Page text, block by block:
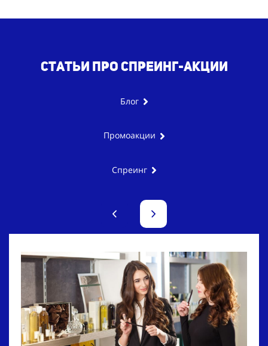
Статьи про спреинг-акции
Блог
Промоакции
Спреинг